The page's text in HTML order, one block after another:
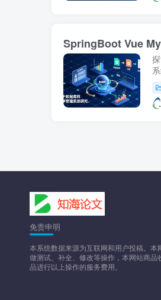
SpringBoot Vue
免责申明
本系统数据来源为互联网和用户投稿。本
做测试、补全、修改等操作，本网站商品
品进行以上操作的服务费用。